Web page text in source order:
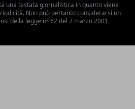
una testata giornalistica in quanto viene
Non può pertanto considerarsi un
della legge n° 62 del 7 marzo 2001.